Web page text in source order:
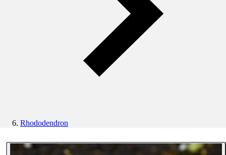
Rhododendron